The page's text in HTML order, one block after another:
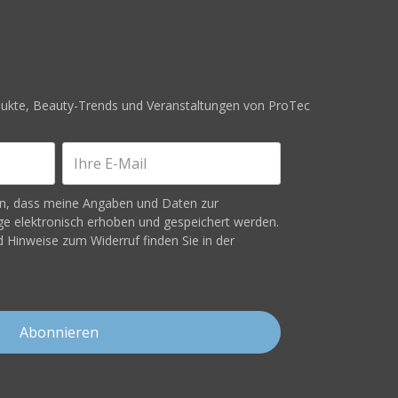
Beauty-Trends und Veranstaltungen von ProTec
dass meine Angaben und Daten zur
elektronisch erhoben und gespeichert werden.
zum Widerruf finden Sie in der
Abonnieren